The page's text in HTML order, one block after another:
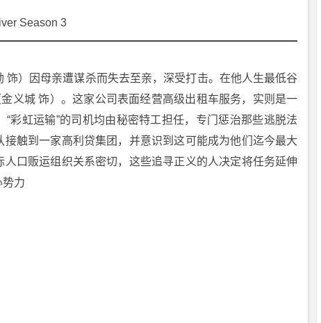
Season 3
）因母亲遭谋杀而失去至亲，深受打击。在他人生最低谷
义城 饰）。这家公司表面经营高级出租车服务，实则是一
彩虹运输”的司机均由秘密特工担任，专门惩治那些逃脱法
触到一家高利贷集团，并意识到这可能成为他们迄今最大
口贩运组织关系密切，这些追寻正义的人决定将任务延伸
势力